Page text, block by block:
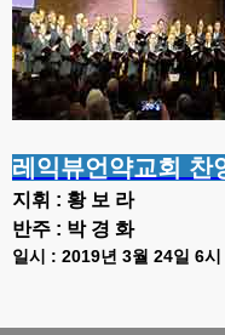
레익뷰언약교회 찬
지휘 : 황 보 라
반주 : 박 경 화
일시 : 2019년 3월 24일 6시